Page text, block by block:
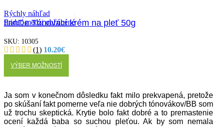
Rýchly náhľad
Pridať medzi obľúbené
tianDe Tónovací krém na pleť 50g
SKU: 10305
(1) 10.20€
VÝBER MOŽNOSTÍ
produkt
má
variantov.
Možnosti
si
môžete
Ja som v konečnom dôsledku fakt milo prekvapená, pretože
po skúšaní fakt pomerne veľa nie dobrých tónovákov/BB som
už trochu skeptická. Krytie bolo fakt dobré a to premastenie
ocení každá baba so suchou pleťou. Ak by som nemala